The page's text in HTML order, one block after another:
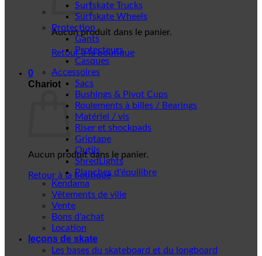
Aucun produit dans le panier.
Retour à la boutique
0
Chariot
Aucun produit dans le panier.
Retour à la boutique
Surfskate Trucks
Surfskate Wheels
Protection
Gants
Protecteurs
Casques
Accessoires
Sacs
Bushings & Pivot Cups
Roulements à billes / Bearings
Matériel / vis
Riser et shockpads
Griptape
Outils
ShredLights
Planches d'équilibre
Kendama
Vêtements de ville
Vente
Bons d'achat
Location
leçons de skate
Les bases du skateboard et du longboard